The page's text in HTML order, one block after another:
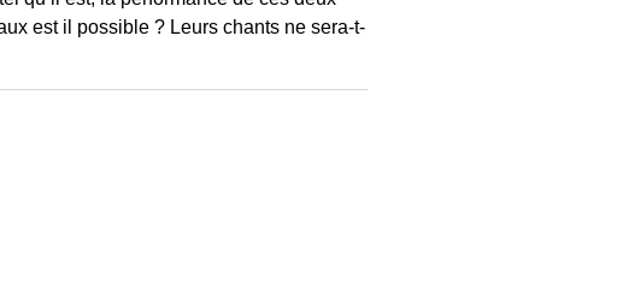
est il possible ? Leurs chants ne sera-t-